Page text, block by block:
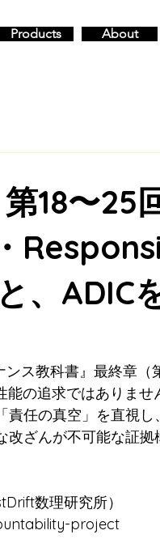
Products About
18〜25
、ADIC
ス教科書』最終章（
の追求ではありま
任の真空」を直視
ざんが不可能な証拠
数理研究所）
project